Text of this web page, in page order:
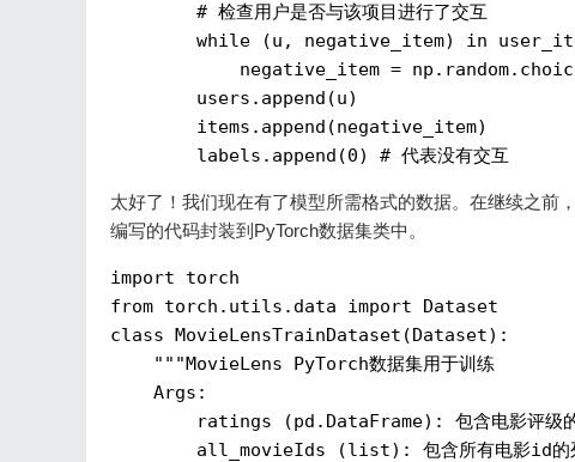
        # 检查用户是否与该项目进行了交互
while
(u, negative_item) in
negative_item =
users.append(u)
items.append(negative_item)
labels.append(0)
# 代表没有交互
太好了！我们现在有了模型所需格式的数据。在继续之前
编写的代码封装到PyTorch数据集类中。
import torch
class MovieLensTrainDataset (Dataset):
"" "MovieLens PyTorch数据集用于训练
    Args:
ratings (pd.DataFrame): 包含电影评级
all_movieIds (list): 包含所有电影id的